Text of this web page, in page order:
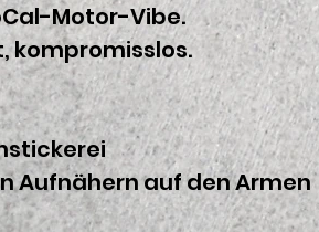
Motor-Vibe.
kompromisslos.
Aufnähern auf den Armen